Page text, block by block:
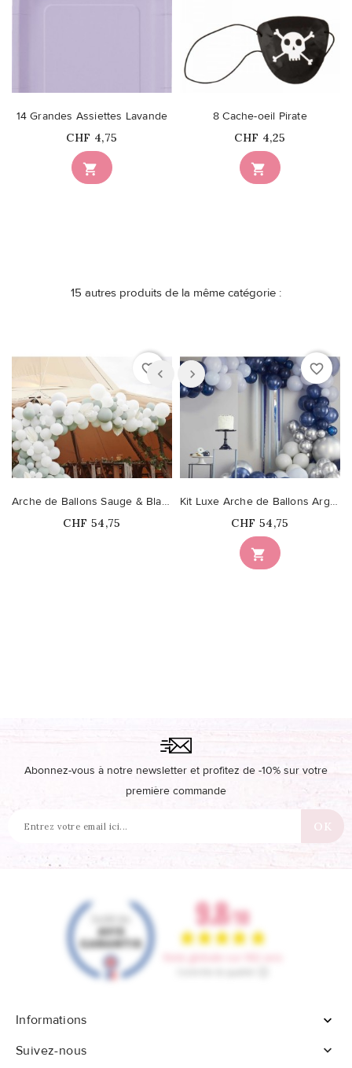

14 Grandes Assiettes Lavande
Prix
CHF 4,75

8 Cache-oeil Pirate
Prix
CHF 4,25
15 autres produits de la même catégorie :
favorite_border
Arche de Ballons Sauge & Blanc avec Eventails Blancs (Kit...
Prix
CHF 54,75
favorite_border

Kit Luxe Arche de Ballons Argent, Bleu marine & Bleu clair
Prix
CHF 54,75
Abonnez-vous à notre newsletter et profitez de -10% sur votre
première commande
Informations

Suivez-nous
